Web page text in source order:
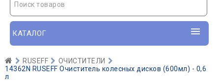
Поиск товаров
КАТАЛОГ
RUSEFF
ОЧИСТИТЕЛИ
14362N RUSEFF Очиститель колесных дисков (600мл) - 0,6
л